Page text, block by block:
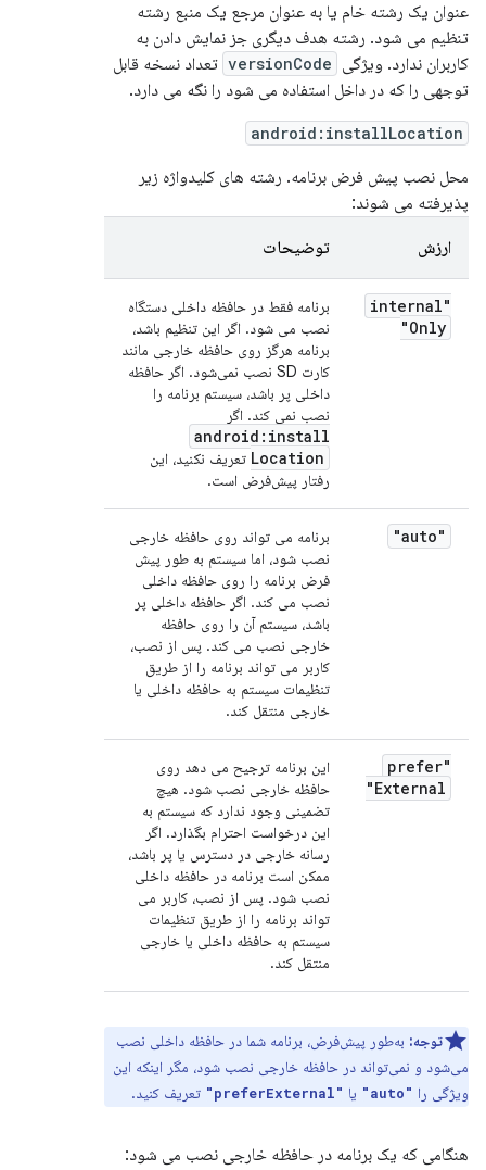
عنوان یک رشته خام یا به عنوان مرجع یک منبع رشته
تنظیم می شود. رشته هدف دیگری جز نمایش دادن به
کاربران ندارد. ویژگی versionCode تعداد نسخه قابل
توجهی را که در داخل استفاده می شود را نگه می دارد.
android:installLocation
محل نصب پیش فرض برنامه. رشته های کلیدواژه زیر
پذیرفته می شوند:
ارزش توضیحات
"internal
Only"
برنامه فقط در حافظه داخلی دستگاه
نصب می شود. اگر این تنظیم باشد،
برنامه هرگز روی حافظه خارجی مانند
کارت SD نصب نمی‌شود. اگر حافظه
داخلی پر باشد، سیستم برنامه را
نصب نمی کند. اگر
android:install
Location تعریف نکنید، این
رفتار پیش‌فرض است.
"auto"
برنامه می تواند روی حافظه خارجی
نصب شود، اما سیستم به طور پیش
فرض برنامه را روی حافظه داخلی
نصب می کند. اگر حافظه داخلی پر
باشد، سیستم آن را روی حافظه
خارجی نصب می کند. پس از نصب،
کاربر می تواند برنامه را از طریق
تنظیمات سیستم به حافظه داخلی یا
خارجی منتقل کند.
"prefer
External"
این برنامه ترجیح می دهد روی
حافظه خارجی نصب شود. هیچ
تضمینی وجود ندارد که سیستم به
این درخواست احترام بگذارد. اگر
رسانه خارجی در دسترس یا پر باشد،
ممکن است برنامه در حافظه داخلی
نصب شود. پس از نصب، کاربر می
تواند برنامه را از طریق تنظیمات
سیستم به حافظه داخلی یا خارجی
منتقل کند.
توجه: به‌طور پیش‌فرض، برنامه شما در حافظه داخلی نصب
می‌شود و نمی‌تواند در حافظه خارجی نصب شود، مگر اینکه این
ویژگی را "auto" یا "preferExternal" تعریف کنید.
هنگامی که یک برنامه در حافظه خارجی نصب می شود: